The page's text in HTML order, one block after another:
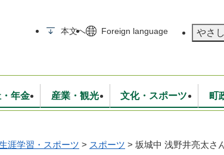
本文へ Foreign language やさ
消防・救急 生活環境
学校・教育
年金
保険・年金
産業・観光
入札・契約 観光・特産
文化・スポーツ 町
統計情報 広報・広聴
涯学習・スポーツ > スポーツ > 坂城中 浅野井亮太さ